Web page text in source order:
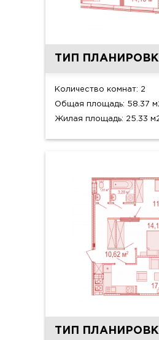
ТИП
Количество комнат: 2
Общая площадь: 58.37
Жилая площадь: 25.33
ТИП